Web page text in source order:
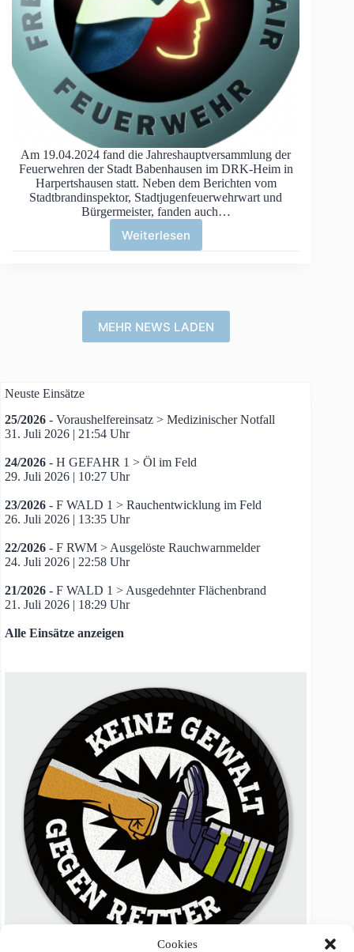
Cookies
Am 19.04.2024 fand die Jahreshauptversammlung der
Feuerwehren der Stadt Babenhausen im DRK-Heim in
Harpertshausen statt. Neben dem Berichten vom
Stadtbrandinspektor, Stadtjugenfeuerwehrwart und
Bürgermeister, fanden auch…
WeiterlesenJahreshauptversammlung
der
MEHR NEWS LADEN
Neuste Einsätze
25/2026 - Voraushelfereinsatz > Medizinischer Notfall
31. Juli 2026 | 21:54 Uhr
24/2026 - H GEFAHR 1 > Öl im Feld
29. Juli 2026 | 10:27 Uhr
23/2026 - F WALD 1 > Rauchentwicklung im Feld
26. Juli 2026 | 13:35 Uhr
22/2026 - F RWM > Ausgelöste Rauchwarnmelder
24. Juli 2026 | 22:58 Uhr
21/2026 - F WALD 1 > Ausgedehnter Flächenbrand
21. Juli 2026 | 18:29 Uhr
Alle Einsätze anzeigen